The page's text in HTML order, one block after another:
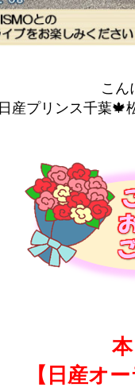
こん
日産プリンス千葉
【日産オ